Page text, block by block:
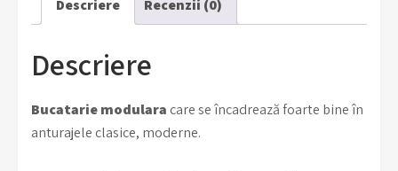
Descriere Recenzii (0)
Descriere
Bucatarie modulara care se încadrează foarte bine în
anturajele clasice, moderne.